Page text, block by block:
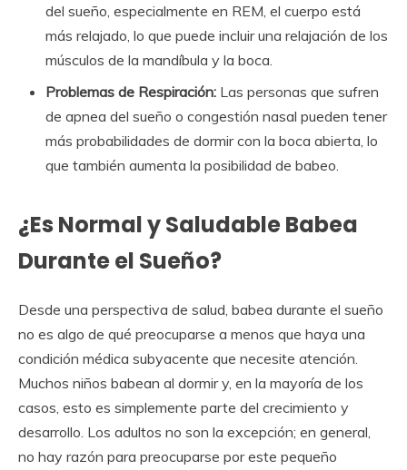
del sueño, especialmente en REM, el cuerpo está
más relajado, lo que puede incluir una relajación de los
músculos de la mandíbula y la boca.
Problemas de Respiración: Las personas que sufren
de apnea del sueño o congestión nasal pueden tener
más probabilidades de dormir con la boca abierta, lo
que también aumenta la posibilidad de babeo.
¿Es Normal y Saludable Babea
Durante el Sueño?
Desde una perspectiva de salud, babea durante el sueño
no es algo de qué preocuparse a menos que haya una
condición médica subyacente que necesite atención.
Muchos niños babean al dormir y, en la mayoría de los
casos, esto es simplemente parte del crecimiento y
desarrollo. Los adultos no son la excepción; en general,
no hay razón para preocuparse por este pequeño